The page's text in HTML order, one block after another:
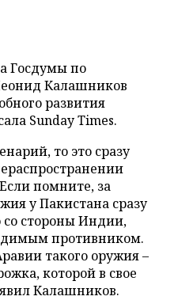
Госдумы по
Калашников
развития
Sunday Times.
то это сразу
помните, за
у Пакистана сразу
со стороны Индии,
противником.
такого оружия –
которой в свое
Калашников.